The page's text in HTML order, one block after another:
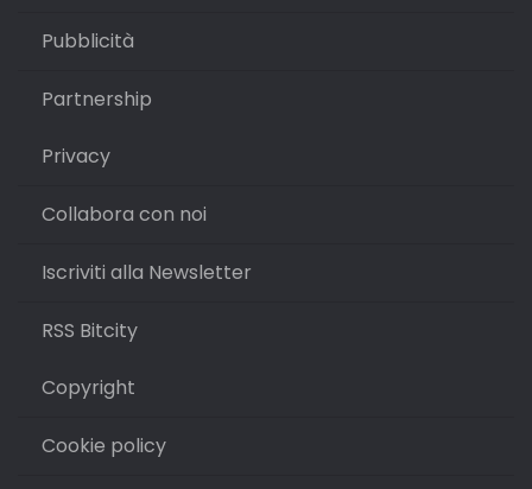
Pubblicità
Partnership
Privacy
Collabora con noi
Iscriviti alla Newsletter
RSS Bitcity
Copyright
Cookie policy